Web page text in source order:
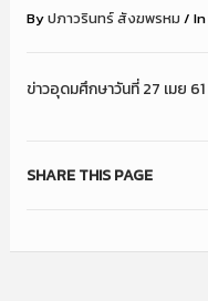
Byปภาวรินทร์ สังฆพรหม / In
ข่าวอุดมศึกษาวันที่ 27 เมย 61
SHARE THIS PAGE